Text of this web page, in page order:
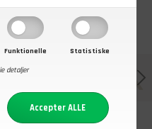
Funktionelle
Statistiske
detaljer